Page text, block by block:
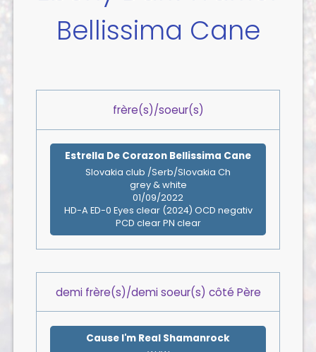
Bellissima Cane
frère(s)/soeur(s)
Estrella De Corazon Bellissima Cane
Slovakia club /Serb/Slovakia Ch
grey & white
01/09/2022
HD-A ED-0 Eyes clear (2024) OCD negativ
PCD clear PN clear
demi frère(s)/demi soeur(s) côté Père
Cause I'm Real Shamanrock